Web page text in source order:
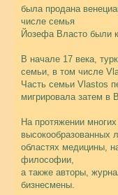
была продана
числе семья
Йозефа Власто были
В начале 17 века,
семьи, в том числе
Часть семьи Vlastos
мигрировала затем
На протяжении
высокообразованных
областях медицины,
философии,
а также авторы,
бизнесмены.